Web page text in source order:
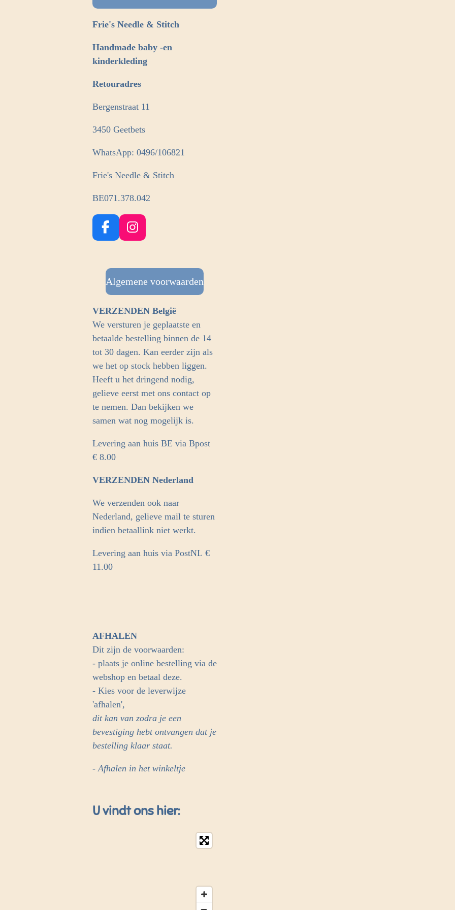
Frie's Needle & Stitch
Handmade baby -en
kinderkleding
Retouradres
Bergenstraat 11
3450 Geetbets
WhatsApp: 0496/106821
Frie's Needle & Stitch
BE071.378.042
F
e
b
o
o
I
t
a
g
r
m
Algemene voorwaarden
VERZENDEN België
We versturen je geplaatste en
betaalde bestelling binnen de 14
tot 30 dagen. Kan eerder zijn als
we het op stock hebben liggen.
Heeft u het dringend nodig,
gelieve eerst met ons contact op
te nemen. Dan bekijken we
samen wat nog mogelijk is.
Levering aan huis BE via Bpost
€ 8.00
VERZENDEN Nederland
We verzenden ook naar
Nederland, gelieve mail te sturen
indien betaallink niet werkt.
Levering aan huis via PostNL €
11.00
AFHALEN
Dit zijn de voorwaarden:
- plaats je online bestelling via de
webshop en betaal deze.
- Kies voor de leverwijze
'afhalen',
dit kan van zodra je een
bevestiging hebt ontvangen dat je
bestelling klaar staat.
- Afhalen in het winkeltje
U vindt ons hier: